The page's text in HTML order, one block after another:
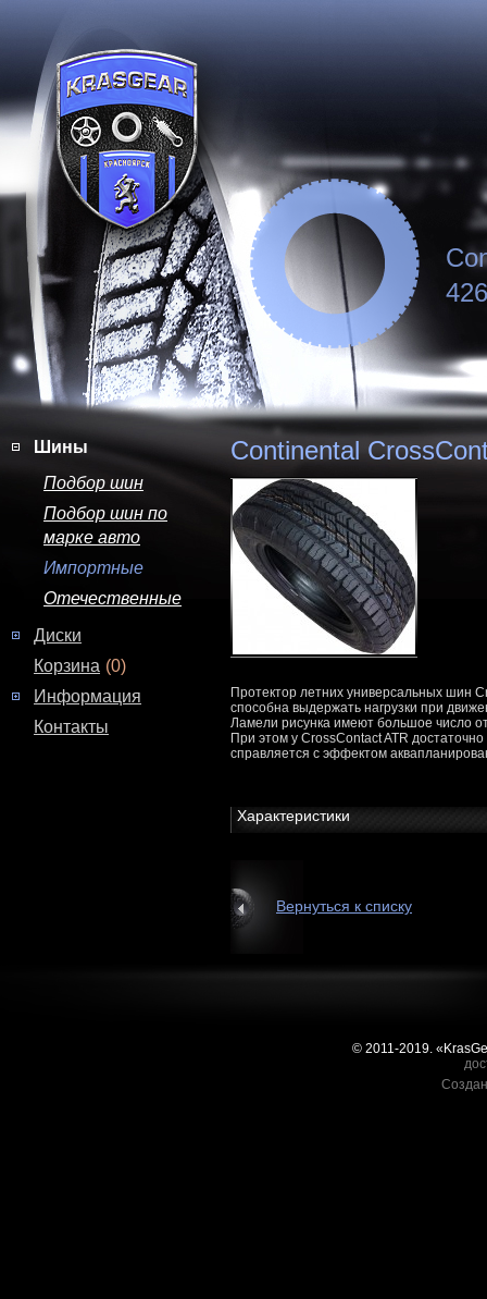
Шины
Подбор шин
Подбор шин по
марке авто
Импортные
Отечественные
Диски
Корзина (0)
Информация
Контакты
Continental
Протектор летних универсальных шин
способна выдержать нагрузки при
Ламели рисунка имеют большое число
При этом у CrossContact ATR
справляется с эффектом
Характеристики
Вернуться к списку
© 2011-2019.